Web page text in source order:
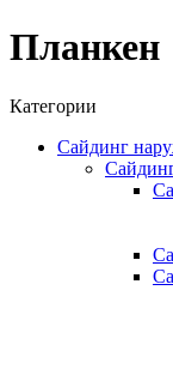
Планкен
Категории
Сайдинг